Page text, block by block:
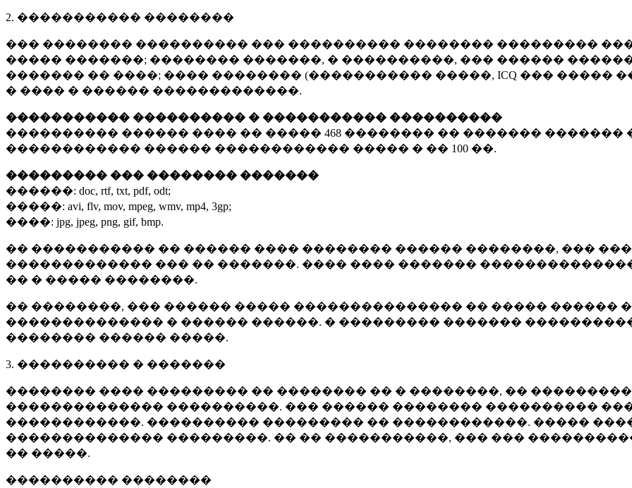
2. ����������� ��������
��� �������� ���������� ��� ���������� �������� ���������
����� �������; �������� �������, � ����������, ��� ������
������� �� ����; ���� �������� (����������� �����, ICQ ��� �����
� ���� � ������ �������������.
����������� ���������� � ����������� ����������
���������� ������ ���� �� ����� 468 �������� �� ������� �������
������������ ������ ������������ ����� � �� 100 ��.
��������� ��� �������� �������
������: doc, rtf, txt, pdf, odt;
�����: avi, flv, mov, mpeg, wmv, mp4, 3gp;
����: jpg, jpeg, png, gif, bmp.
�� ����������� �� ������ ���� �������� ������ ��������, ���
������������� ��� �� �������. ���� ���� �������
�� � ����� ��������.
�� ��������, ��� ������ ����� ��������������� �� ����� ������
�������������� � ������ ������. � ��������� �������
�������� ������ �����.
3. ���������� � �������
�������� ���� ��������� �� �������� �� � ��������, ��
�������������� ����������. ��� ������ �������� ����������
������������. ���������� ��������� �� ������������. �����
�������������� ���������. �� �� �����������, ��� ���
�� �����.
���������� ��������